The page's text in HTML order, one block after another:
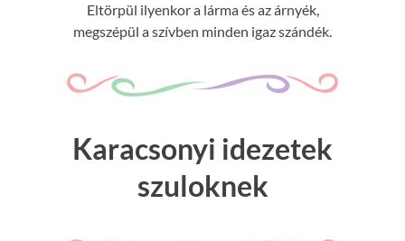
Eltörpül ilyenkor a lárma és az árnyék,
megszépül a szívben minden igaz szándék.
Karacsonyi idezetek
szuloknek